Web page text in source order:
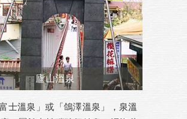
廬山溫泉
士溫泉」或「鴿澤溫泉」，泉溫